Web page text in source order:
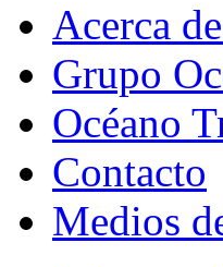
Acerca
Grupo
Océano
Contacto
Medios